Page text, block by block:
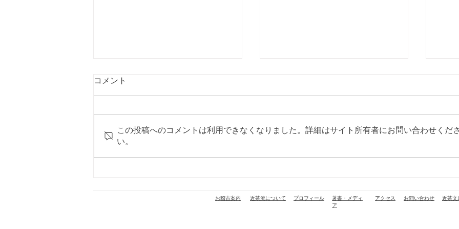
尚之先生の活動：NHK「ラジ
尚之先生の活動：ラジオInter
尚之
コメント
この投稿へのコメントは利用できなくなりました。詳細はサイト所有者にお問い合わせくださ
い。
お稽古案内 近茶流について プロフィール
著書・メディ
ア
アクセス お問い合わせ 近茶文